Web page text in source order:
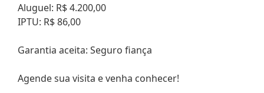
Aluguel: R$ 4.200,00
IPTU: R$ 86,00
Garantia aceita: Seguro fiança
Agende sua visita e venha conhecer!